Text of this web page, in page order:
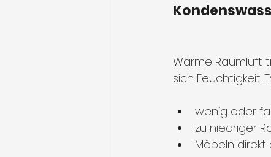
Warme Raumluft
sich Feuchtigkeit.
wenig oder
zu niedriger
Möbeln direkt